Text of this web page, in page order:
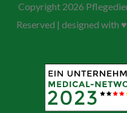
Copyright 2026
Reserved | designed with